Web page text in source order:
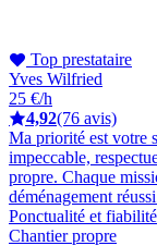
Top prestataire
Yves Wilfried
25 €/h
4,92(76 avis)
Ma priorité est votre
impeccable,
propre. Chaque
déménagement
Ponctualité et fiabilité
Chantier propre